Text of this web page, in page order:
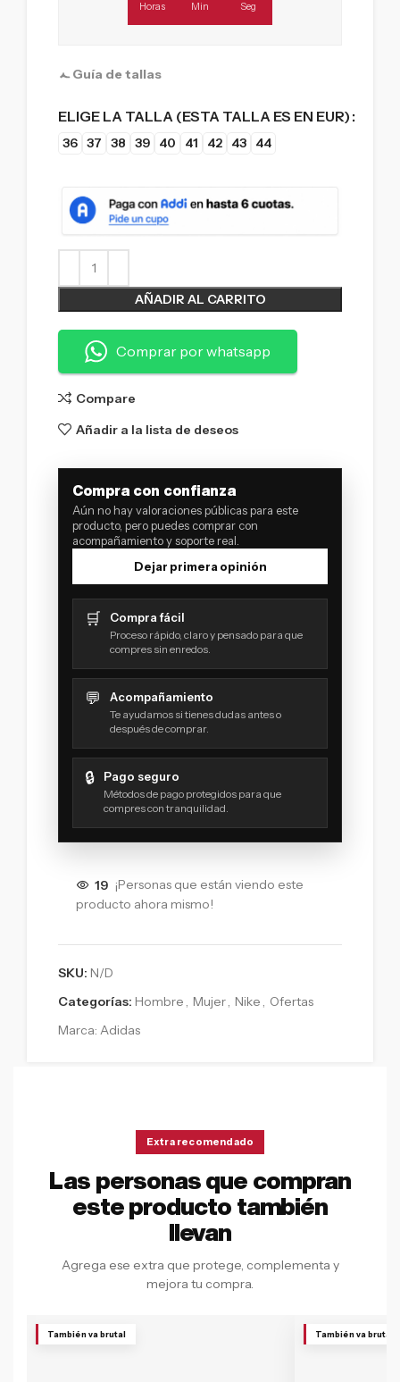
Horas Min Seg
Guía de tallas
ELIGE LA TALLA (ESTA TALLA ES EN EUR)
36 37 38 39 40 41 42 43 44
AÑADIR AL CARRITO
Comprar por whatsapp
Compare
Añadir a la lista de deseos
Compra con confianza
Aún no hay valoraciones públicas para este
producto, pero puedes comprar con
acompañamiento y soporte real.
Dejar primera opinión
🛒 Compra fácil
Proceso rápido, claro y pensado para que
compres sin enredos.
💬 Acompañamiento
Te ayudamos si tienes dudas antes o
después de comprar.
🔒 Pago seguro
Métodos de pago protegidos para que
compres con tranquilidad.
19 ¡Personas que están viendo este
producto ahora mismo!
SKU: N/D
Categorías: Hombre , Mujer, Nike , Ofertas
Marca: Adidas
Extra recomendado
Las personas que compran
este producto también
llevan
Agrega ese extra que protege, complementa y
mejora tu compra.
También va brutal También va brutal